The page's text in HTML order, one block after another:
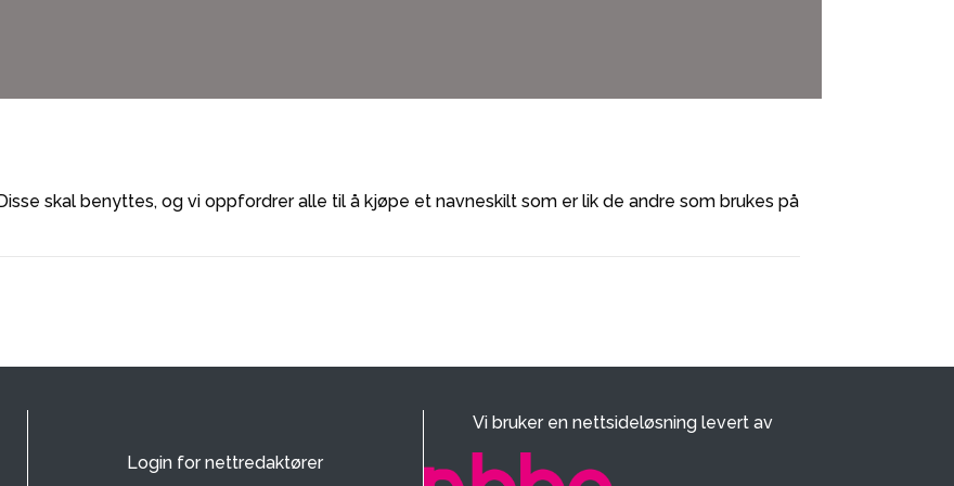
skal benyttes, og vi oppfordrer alle til å kjøpe et navneskilt som er lik de andre som brukes på
Login for nettredaktører
Vi bruker en nettsideløsning levert av